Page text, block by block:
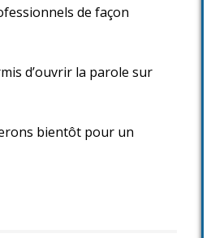
de façon
d’ouvrir la parole sur
bientôt pour un